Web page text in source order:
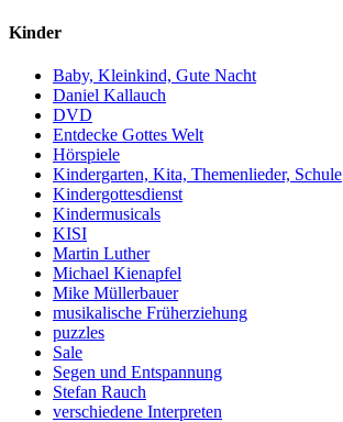
Kinder
Baby, Kleinkind, Gute Nacht
Daniel Kallauch
DVD
Entdecke Gottes Welt
Hörspiele
Kindergarten, Kita, Themenlieder, Schule
Kindergottesdienst
Kindermusicals
KISI
Martin Luther
Michael Kienapfel
Mike Müllerbauer
musikalische Früherziehung
puzzles
Sale
Segen und Entspannung
Stefan Rauch
verschiedene Interpreten